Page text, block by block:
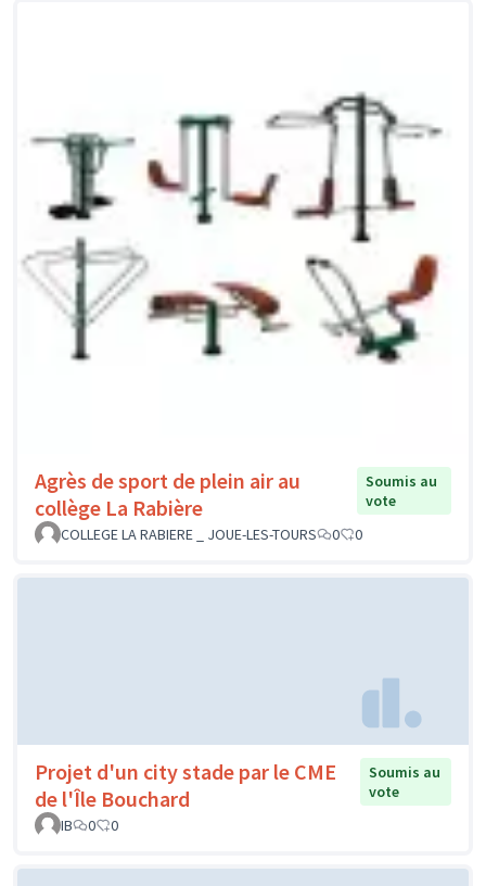
Agrès de sport de plein air au
collège La Rabière
Soumis au
vote
COLLEGE LA RABIERE _ JOUE-LES-TOURS
0 0
Projet d'un city stade par le CME
de l'Île Bouchard
Soumis au
vote
IB
0 0